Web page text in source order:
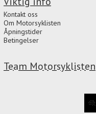
Team Motorsyklisten
Kontakt oss
Om Motorsyklisten
Åpningstider
Betingelser